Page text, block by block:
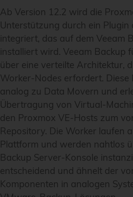
Ab Version 12.2 wird die
Unterstützung durch ein Plugin
integriert, das auf dem Veeam
installiert wird. Veeam Backup
über eine verteilte Architektur,
Worker-Nodes erfordert. Diese
analog zu Data Movern und
Übertragung von Virtual-
den Proxmox VE-Hosts zum
Repository. Die Worker laufen
Plattform und werden nahtlos
Backup Server-Konsole
entscheidend und ähnelt der
Komponenten in analogen